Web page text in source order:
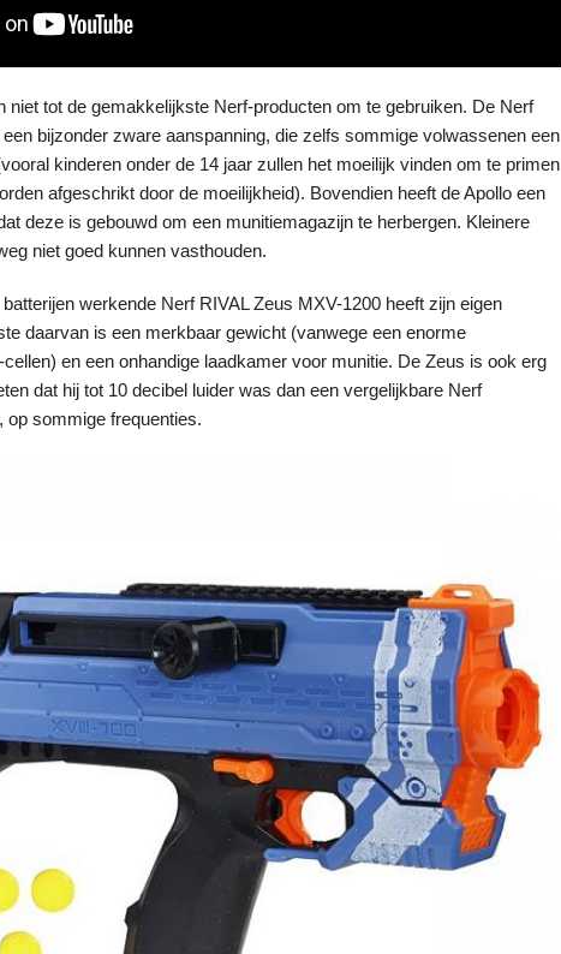
niet tot de gemakkelijkste Nerf-producten om te gebruiken. De Nerf
bijzonder zware aanspanning, die zelfs sommige volwassenen een
kinderen onder de 14 jaar zullen het moeilijk vinden om te primen
afgeschrikt door de moeilijkheid). Bovendien heeft de Apollo een
deze is gebouwd om een munitiemagazijn te herbergen. Kleinere
niet goed kunnen vasthouden.
werkende Nerf RIVAL Zeus MXV-1200 heeft zijn eigen
daarvan is een merkbaar gewicht (vanwege een enorme
en een onhandige laadkamer voor munitie. De Zeus is ook erg
dat hij tot 10 decibel luider was dan een vergelijkbare Nerf
op sommige frequenties.